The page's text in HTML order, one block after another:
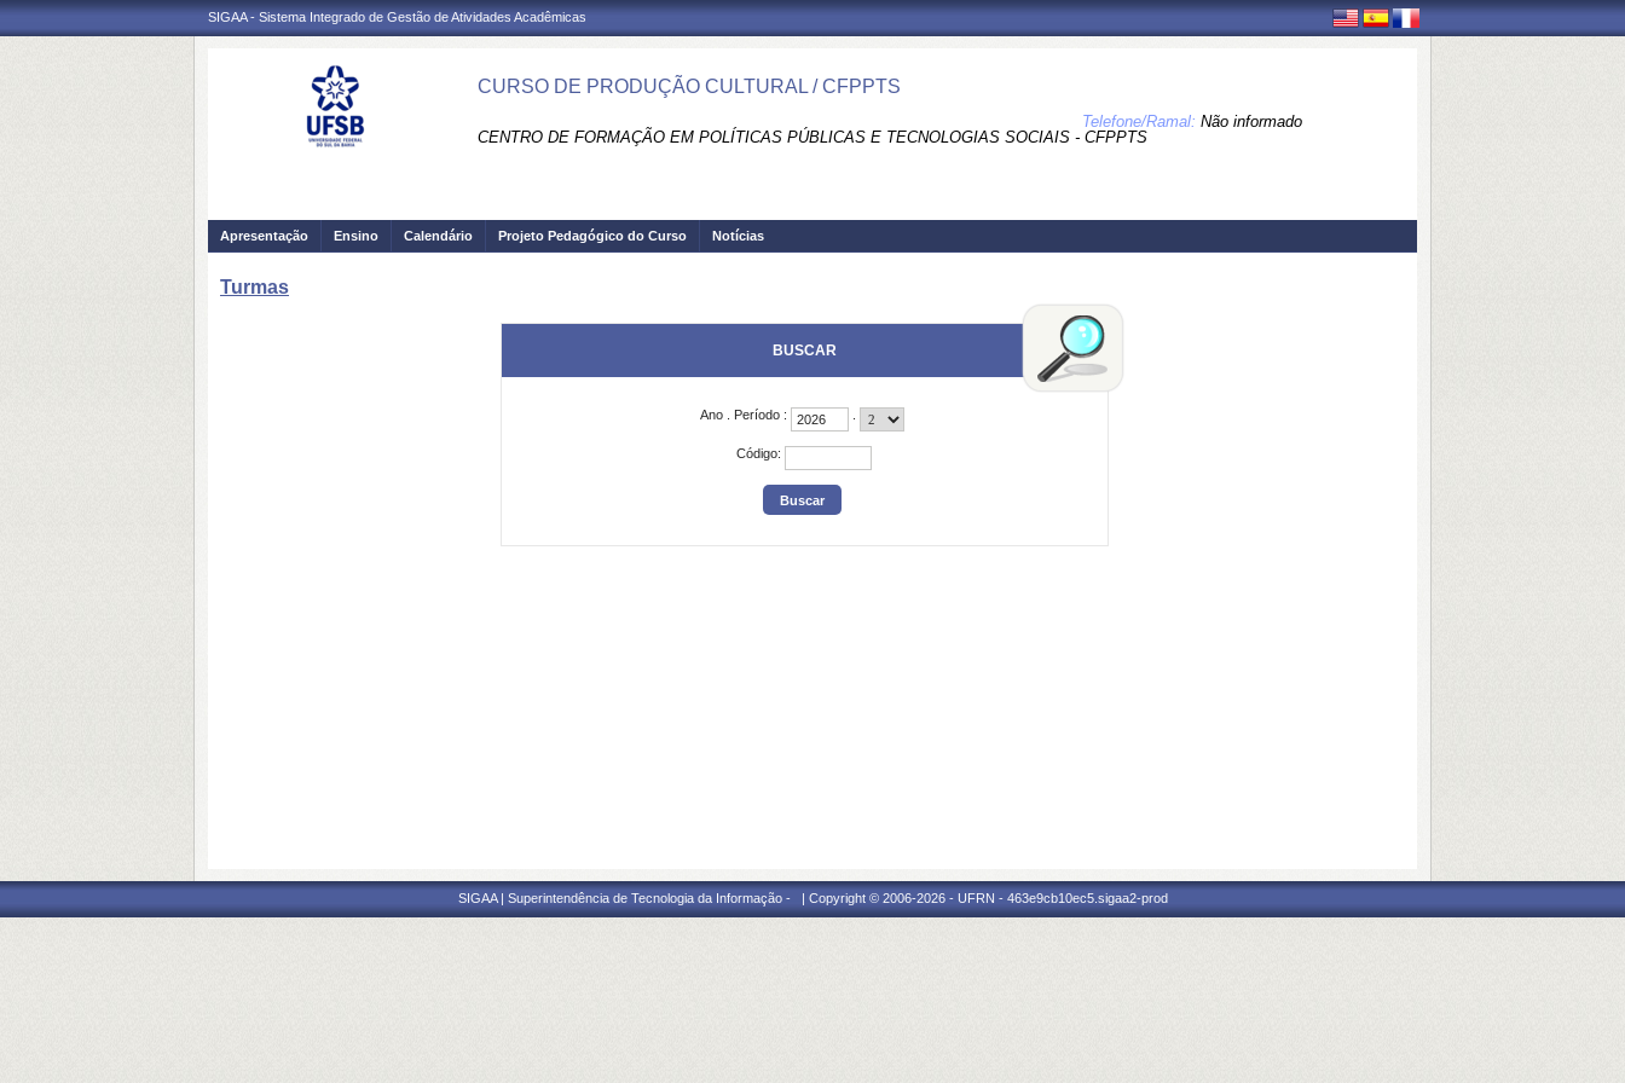
SIGAA - Sistema Integrado de Gestão de Atividades Acadêmicas
CURSO DE PRODUÇÃO CULTURAL / CFPPTS
CENTRO DE FORMAÇÃO EM POLÍTICAS PÚBLICAS E TECNOLOGIAS SOCIAIS - CFPPTS
Telefone/Ramal: Não informado
Apresentação Ensino Calendário Projeto Pedagógico do Curso Notícias
Turmas
BUSCAR
Ano Período :
Código:
SIGAA | Superintendência de Tecnologia da Informação - | Copyright © 2006-2026 - UFRN - 463e9cb10ec5.sigaa2-prod